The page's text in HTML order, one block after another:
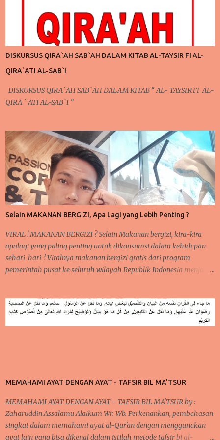
juga bahwa dalam pembahasan sebelumnya, secara tidak
langsung telah terdapat keterkaitan dengan apa yang akan kita
bahas pada pertemuan kali ini. Pada pertemuan sebelumnya,
ada niat ingin berubah, niat ingin berubah menjadi lebih baik
inilah yang akan kita bicarakan kali ini. Poin Kedua ; Taubat dan
DISKURSUS QIRA`AH SAB`AH DALAM KITAB AL-TAYSIR FI AL-
QIRA`ATI AL-SAB`I
DISKURSUS QIRA`AH SAB`AH DALAM KITAB “ AL- TAYSIR FI AL-
QIRA ` ATI AL-SAB`I ”
Selain MAKANAN BERGIZI, Apa Lagi yang Lebih Penting ?
VIRAL ! MAKANAN BERGIZI ? Selain Makanan bergizi, kira-kira
apalagi yang paling penting untuk dikonsumsi dalam kehidupan
sehari-hari ? Viralnya makanan bergizi gratis dari program
pemerintah pusat ke seluruh wilayah Republik Indonesia menjadi
warga. meski hingga saat ini, masih ada beberapa sekolah yang
belum menerima MAKANAN BERGIZI GRATIS tersebut tetapi
mereka tetap penasaran menanti kedatangan makanan bergizi
orang yang memakannya menjadi jatuh sakit sehingga dikatakan
keracunan makanan dari makanan yang disalurkan dari MBG .
Meski demikian, MBG tetap berjal...
MEMAHAMI AYAT DENGAN AYAT - TAFSIR BIL MA'TSUR
MEMAHAMI AYAT DENGAN AYAT - TAFSIR BIL MA'TSUR by :
Zaharuddin Assalamu Alaikum Wr. Wb. Perkenankan, pembahasan
singkat dalam memahami ayat al-Qur'an dengan menggunakan
ayat lain yang bisa dikenal dalam istilah metode tafsir bi al-